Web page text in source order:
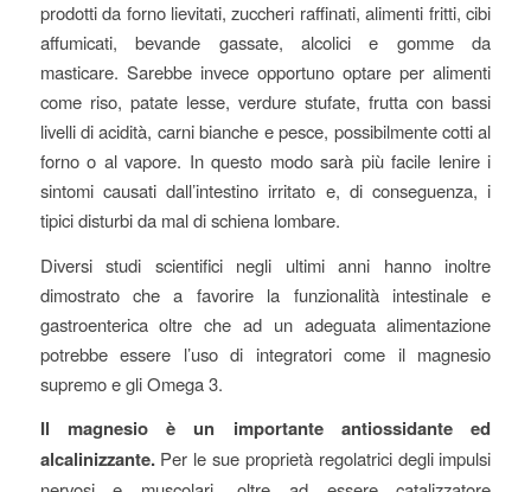
prodotti da forno lievitati, zuccheri raffinati, alimenti fritti, cibi
affumicati, bevande gassate, alcolici e gomme da
masticare. Sarebbe invece opportuno optare per alimenti
come riso, patate lesse, verdure stufate, frutta con bassi
livelli di acidità, carni bianche e pesce, possibilmente cotti al
forno o al vapore. In questo modo sarà più facile lenire i
sintomi causati dall’intestino irritato e, di conseguenza, i
tipici disturbi da mal di schiena lombare.
Diversi studi scientifici negli ultimi anni hanno inoltre
dimostrato che a favorire la funzionalità intestinale e
gastroenterica oltre che ad un adeguata alimentazione
potrebbe essere l’uso di integratori come il magnesio
supremo e gli Omega 3.
Il magnesio è un importante antiossidante ed
alcalinizzante.Per le sue proprietà regolatrici degli impulsi